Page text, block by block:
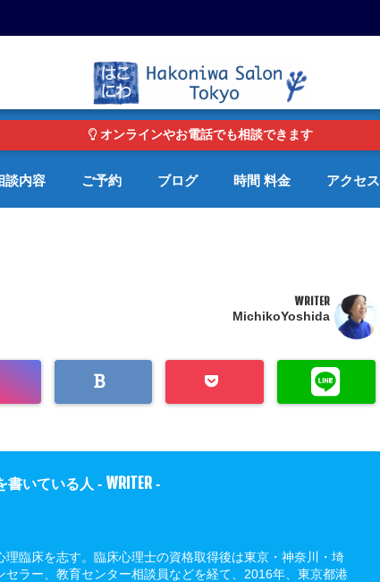
オンラインやお電話でも相談できます
談内容 ご予約 ブログ 時間 料金 アクセス
WRITER
MichikoYoshida
書いている人 - WRITER -
理臨床を志す。臨床心理士の資格取得後は東京・神奈川・埼
セラー、教育センター相談員などを経て、2016年、東京都港